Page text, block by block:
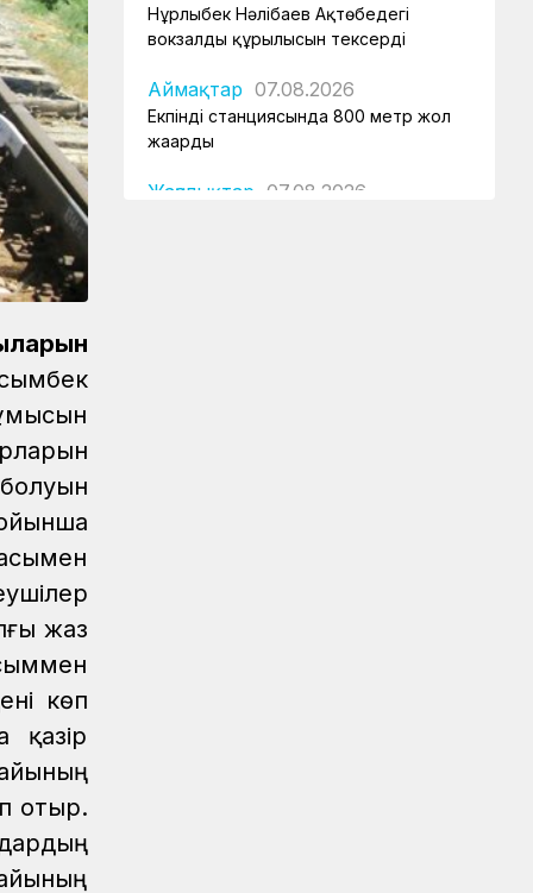
жаз
көп
қазір
отыр.
Нұрлыбек Нәлібаев Ақтөбедегі
вокзалдың құрылысын тексерді
Аймақтар 07.08.2026
Екпінді станциясында 800 метр жол
жаңарды
Жаңалықтар 07.08.2026